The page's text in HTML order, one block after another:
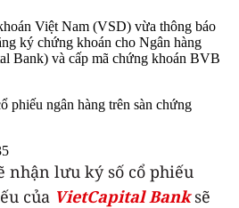
Việt Nam (VSD) vừa thông báo
ký chứng khoán cho Ngân hàng
Bank) và cấp mã chứng khoán BVB
nhận lưu ký số cổ phiếu
của VietCapital Banksẽ